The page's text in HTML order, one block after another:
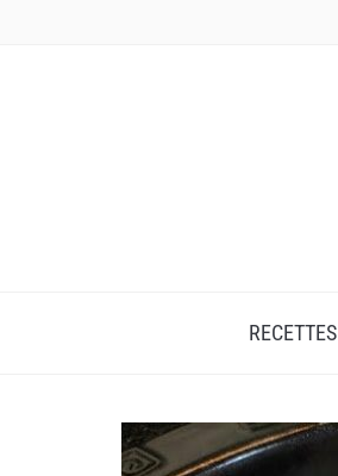
RECETTES